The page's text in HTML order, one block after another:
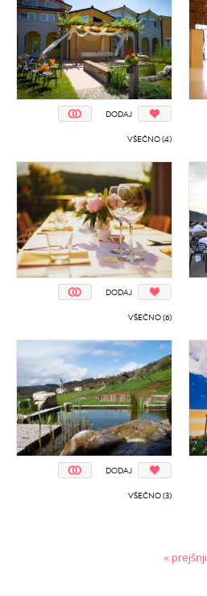
DODAJ
VŠEČNO (4)
DODAJ
VŠEČNO (6)
DODAJ
VŠEČNO (3)
« prejšnji